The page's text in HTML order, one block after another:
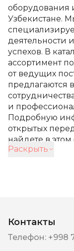
оборудования
Узбекистане.
деятельности
успехов. В
ассортимент
от ведущих
предлагаются
и
Подробную
открытых
найдете в
часто
Раскрыть
Контакты
Телефон: +998